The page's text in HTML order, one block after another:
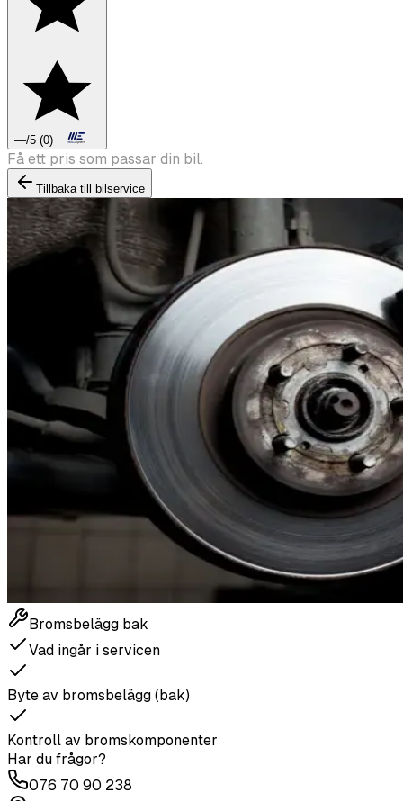
—/5 (0)
Boka däckbyte eller montering inför vintern.
Tillbaka till bilservice
Bromsbelägg bak
Vad ingår i servicen
Byte av bromsbelägg (bak)
Kontroll av bromskomponenter
Har du frågor?
076 70 90 238